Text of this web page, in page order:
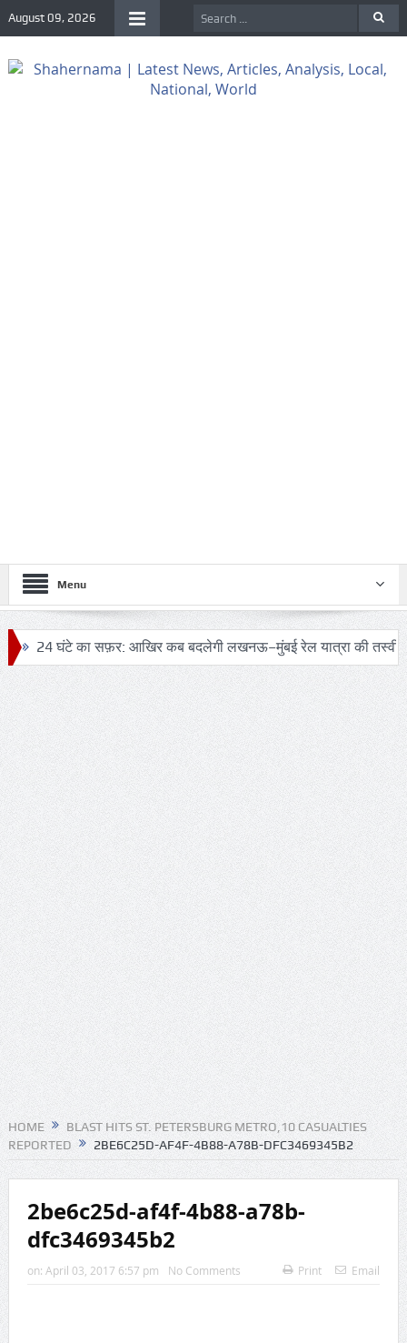
August 09, 2026
Menu
का सफ़र: आखिर कब बदलेगी लखनऊ–मुंबई रेल यात्रा की तस्वीर?
HOME
BLAST HITS ST. PETERSBURG METRO,10 CASUALTIES
REPORTED
2BE6C25D-AF4F-4B88-A78B-DFC3469345B2
2be6c25d-af4f-4b88-a78b-
dfc3469345b2
on: April 03, 2017 6:57 pm No Comments Print Email